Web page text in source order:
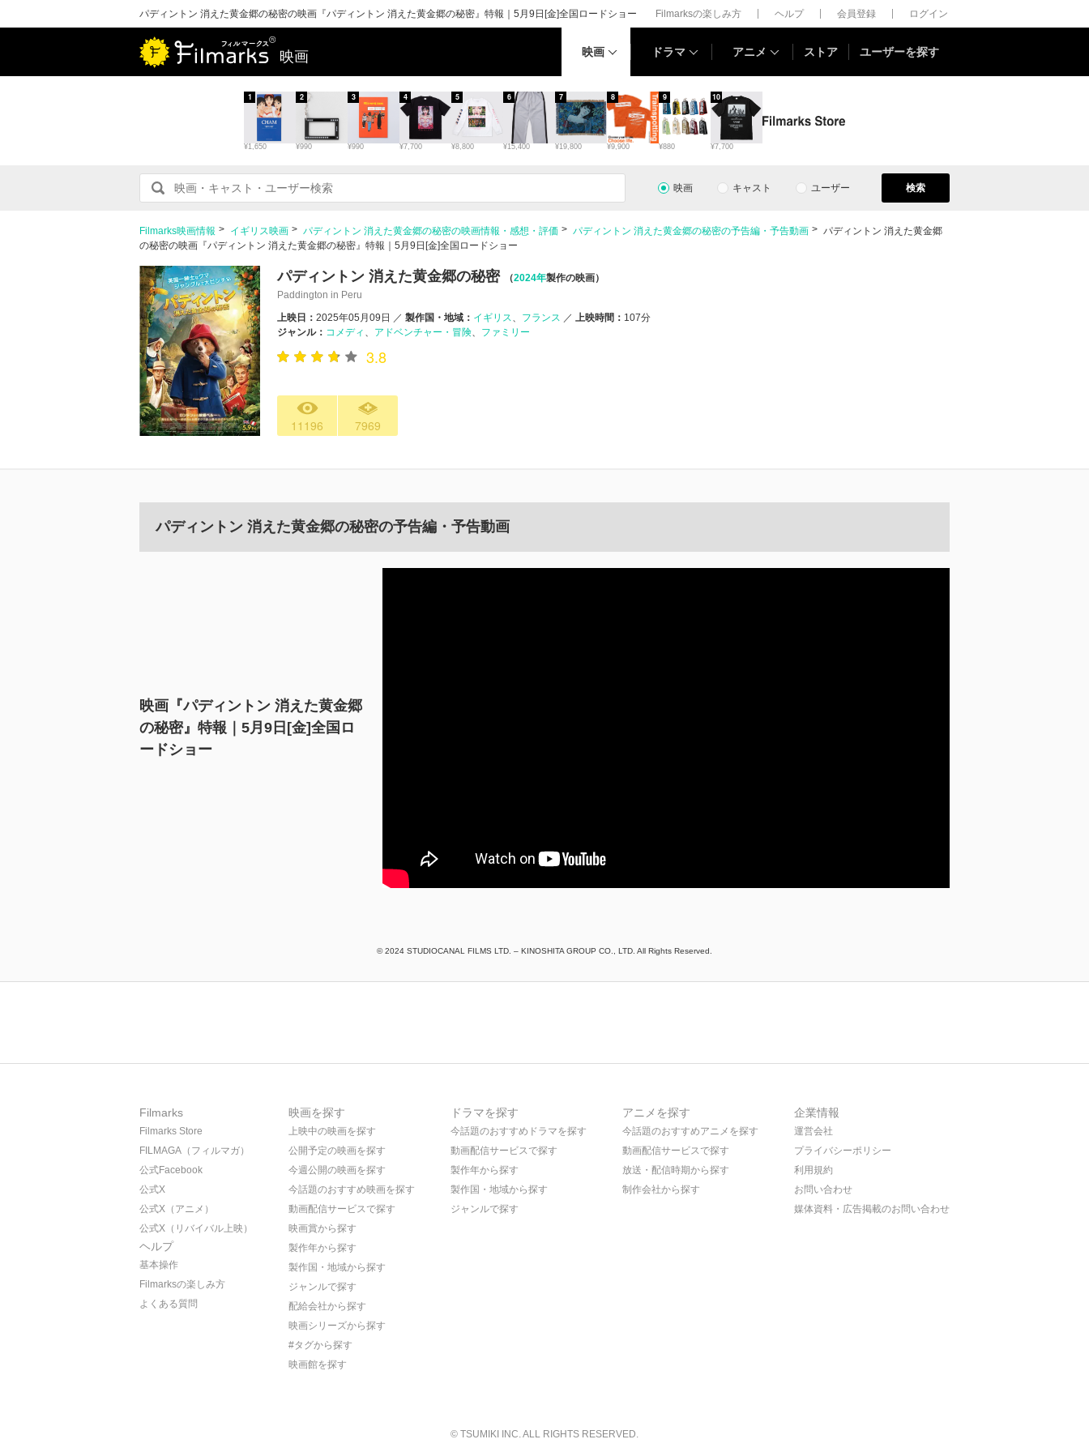
パディントン 消えた黄金郷の秘密の映画『パディントン 消えた黄金郷の秘密』特報｜5月9日[金]全国ロードショー Filmarksの楽しみ方 ヘルプ 会員登録 ログイン
映画 映画 ドラマ アニメ ストア ユーザーを探す
¥1,650
1
¥990
2
¥990
3
¥7,700
4
¥8,800
5
¥15,400
6
¥19,800
7
¥9,900
8
¥880
9
¥7,700
10
映画 キャスト ユーザー 検索
Filmarks映画情報 イギリス映画 パディントン 消えた黄金郷の秘密の映画情報・感想・評価 パディントン 消えた黄金郷の秘密の予告編・予告動画
パディントン 消えた黄金郷
の秘密の映画『パディントン 消えた黄金郷の秘密』特報｜5月9日[金]全国ロードショー
パディントン 消えた黄金郷の秘密 （2024年製作の映画）
Paddington in Peru
上映日： 2025年05月09日 ／ 製作国・地域： イギリス フランス ／ 上映時間： 107分
ジャンル： コメディ アドベンチャー・冒険 ファミリー
3.8
11196 7969
パディントン 消えた黄金郷の秘密の予告編・予告動画
映画『パディントン 消えた黄金郷
の秘密』特報｜5月9日[金]全国ロ
ードショー
© 2024 STUDIOCANAL FILMS LTD. – KINOSHITA GROUP CO., LTD. All Rights Reserved.
Filmarks
Filmarks Store
FILMAGA（フィルマガ）
公式Facebook
公式X
公式X（アニメ）
公式X（リバイバル上映）
ヘルプ
基本操作
Filmarksの楽しみ方
よくある質問
映画を探す
上映中の映画を探す
公開予定の映画を探す
今週公開の映画を探す
今話題のおすすめ映画を探す
動画配信サービスで探す
映画賞から探す
製作年から探す
製作国・地域から探す
ジャンルで探す
配給会社から探す
映画シリーズから探す
#タグから探す
映画館を探す
ドラマを探す
今話題のおすすめドラマを探す
動画配信サービスで探す
製作年から探す
製作国・地域から探す
ジャンルで探す
アニメを探す
今話題のおすすめアニメを探す
動画配信サービスで探す
放送・配信時期から探す
制作会社から探す
企業情報
運営会社
プライバシーポリシー
利用規約
お問い合わせ
媒体資料・広告掲載のお問い合わせ
© TSUMIKI INC. ALL RIGHTS RESERVED.